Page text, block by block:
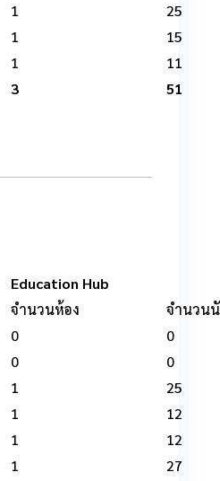
1
25
1
15
1
11
3 51
Education Hub
จำนวนห้อง
จำนวน
0
0
0
0
1
25
1
12
1
12
1
27